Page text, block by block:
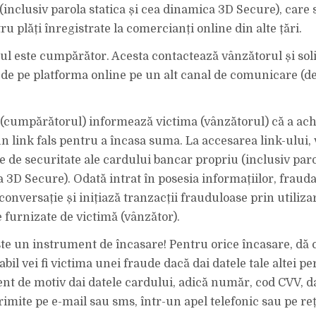
parola statica și cea dinamica 3D Secure), care
plăți înregistrate la comercianți online din alte țări.
este cumpărător. Acesta contactează vânzătorul și
pe platforma online pe un alt canal de comunicare
informează victima (vânzătorul) că a
link fals pentru a încasa suma. La accesarea link-ului,
de securitate ale cardului bancar propriu (inclusiv
3D Secure). Odată intrat în posesia informațiilor,
și inițiază tranzacții frauduloase prin
furnizate de victimă (vânzător).
un instrument de încasare! Pentru orice încasare, dă
vei fi victima unei fraude dacă dai datele tale altei
de motiv dai datele cardului, adică număr, cod CVV,
pe e-mail sau sms, într-un apel telefonic sau pe